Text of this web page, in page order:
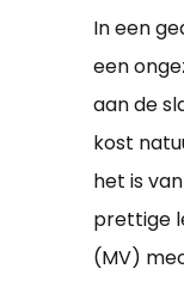
In een
een
aan de
kost
het is
prettige
(MV)